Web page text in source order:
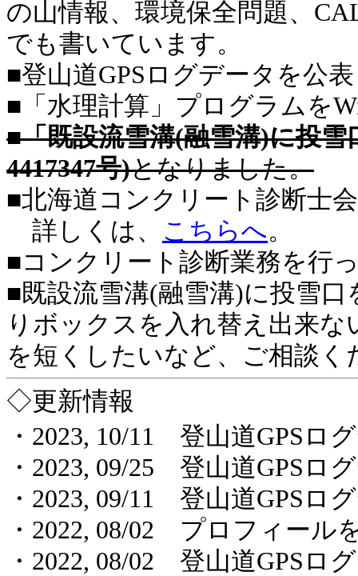
の山情報、環境保全問題、
でも書いています。
■登山道GPSログデータを公
■「水理計算」プログラムを
■「既設流雪溝(融雪溝)に投
4417347号)となりました。
■北海道コンクリート診断士
詳しくは、 こちらへ。
■コンクリート診断業務を行
■既設流雪溝(融雪溝)に投雪
りボックスを入れ替え出来
を短くしたいなど、ご相談く
◇更新情報
・2023, 10/11 登山道GPSロ
・2023, 09/25 登山道GPSロ
・2023, 09/11 登山道GPSロ
・2022, 08/02 プロフィール
・2022, 08/02 登山道GPSロ